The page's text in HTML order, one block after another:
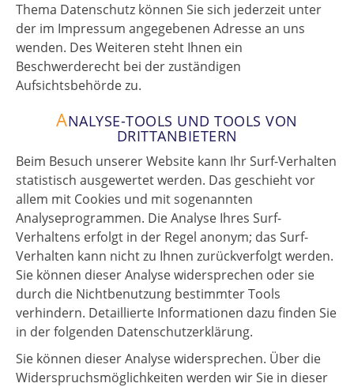
Thema Datenschutz können Sie sich jederzeit unter
der im Impressum angegebenen Adresse an uns
wenden. Des Weiteren steht Ihnen ein
Beschwerderecht bei der zuständigen
Aufsichtsbehörde zu.
ANALYSE-TOOLS UND TOOLS VON
DRITTANBIETERN
Beim Besuch unserer Website kann Ihr Surf-Verhalten
statistisch ausgewertet werden. Das geschieht vor
allem mit Cookies und mit sogenannten
Analyseprogrammen. Die Analyse Ihres Surf-
Verhaltens erfolgt in der Regel anonym; das Surf-
Verhalten kann nicht zu Ihnen zurückverfolgt werden.
Sie können dieser Analyse widersprechen oder sie
durch die Nichtbenutzung bestimmter Tools
verhindern. Detaillierte Informationen dazu finden Sie
in der folgenden Datenschutzerklärung.
Sie können dieser Analyse widersprechen. Über die
Widerspruchsmöglichkeiten werden wir Sie in dieser